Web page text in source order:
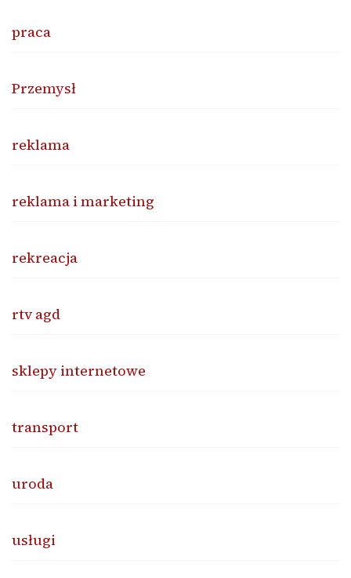
praca
Przemysł
reklama
reklama i marketing
rekreacja
rtv agd
sklepy internetowe
transport
uroda
usługi